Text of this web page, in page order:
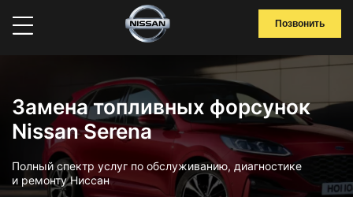
Позвонить
Замена топливных форсунок
Nissan Serena
Полный спектр услуг по обслуживанию, диагностике
и ремонту Ниссан